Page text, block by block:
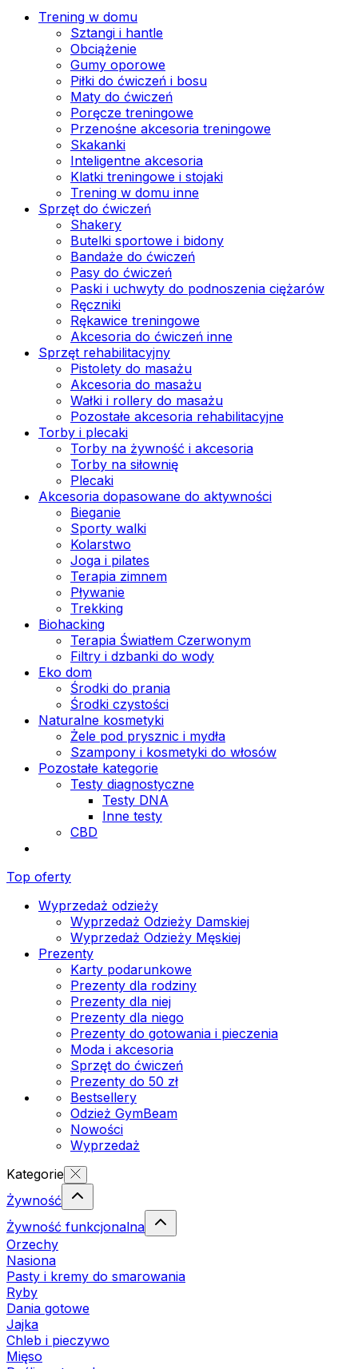
Trening w domu
Sztangi i hantle
Obciążenie
Gumy oporowe
Piłki do ćwiczeń i bosu
Maty do ćwiczeń
Poręcze treningowe
Przenośne akcesoria treningowe
Skakanki
Inteligentne akcesoria
Klatki treningowe i stojaki
Trening w domu inne
Sprzęt do ćwiczeń
Shakery
Butelki sportowe i bidony
Bandaże do ćwiczeń
Pasy do ćwiczeń
Paski i uchwyty do podnoszenia ciężarów
Ręczniki
Rękawice treningowe
Akcesoria do ćwiczeń inne
Sprzęt rehabilitacyjny
Pistolety do masażu
Akcesoria do masażu
Wałki i rollery do masażu
Pozostałe akcesoria rehabilitacyjne
Torby i plecaki
Torby na żywność i akcesoria
Torby na siłownię
Plecaki
Akcesoria dopasowane do aktywności
Bieganie
Sporty walki
Kolarstwo
Joga i pilates
Terapia zimnem
Pływanie
Trekking
Biohacking
Terapia Światłem Czerwonym
Filtry i dzbanki do wody
Eko dom
Środki do prania
Środki czystości
Naturalne kosmetyki
Żele pod prysznic i mydła
Szampony i kosmetyki do włosów
Pozostałe kategorie
Testy diagnostyczne
Testy DNA
Inne testy
CBD
Top oferty
Wyprzedaż odzieży
Wyprzedaż Odzieży Damskiej
Wyprzedaż Odzieży Męskiej
Prezenty
Karty podarunkowe
Prezenty dla rodziny
Prezenty dla niej
Prezenty dla niego
Prezenty do gotowania i pieczenia
Moda i akcesoria
Sprzęt do ćwiczeń
Prezenty do 50 zł
Bestsellery
Odzież GymBeam
Nowości
Wyprzedaż
Kategorie
Żywność
Żywność funkcjonalna
Orzechy
Nasiona
Pasty i kremy do smarowania
Ryby
Dania gotowe
Jajka
Chleb i pieczywo
Mięso